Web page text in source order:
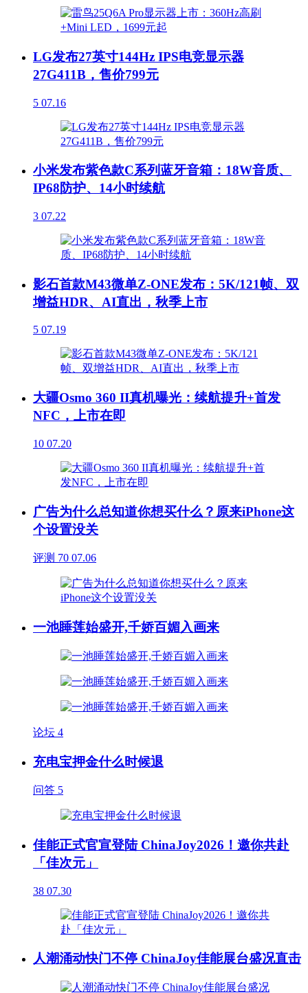
LG发布27英寸144Hz IPS电竞显示器
27G411B，售价799元
5 07.16
小米发布紫色款C系列蓝牙音箱：18W音质、
IP68防护、14小时续航
3 07.22
影石首款M43微单Z-ONE发布：5K/121帧、双
增益HDR、AI直出，秋季上市
5 07.19
大疆Osmo 360 II真机曝光：续航提升+首发
NFC，上市在即
10 07.20
广告为什么总知道你想买什么？原来iPhone这
个设置没关
评测 70 07.06
一池睡莲始盛开,千娇百媚入画来
论坛 4
充电宝押金什么时候退
问答 5
佳能正式官宣登陆 ChinaJoy2026！邀你共赴
「佳次元」
38 07.30
人潮涌动快门不停 ChinaJoy佳能展台盛况直击